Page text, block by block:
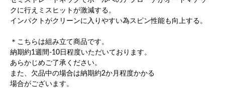
クに行えミスヒットが激減する。
インパクトがクリーンに入りやすい為スピン性能も向上する。
＊こちらは組み立て商品です。
納期約1週間‐10日程度いただいております。
あらかじめご了承ください。
また、欠品中の場合は納期約2か月程度かかる
場合がございます。